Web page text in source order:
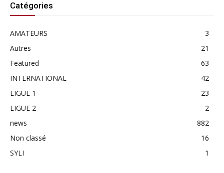
Catégories
AMATEURS
3
Autres
21
Featured
63
INTERNATIONAL
42
LIGUE 1
23
LIGUE 2
2
news
882
Non classé
16
SYLI
1